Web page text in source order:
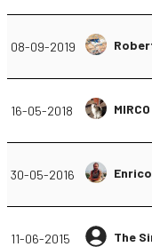
08-09-2019
16-05-2018 MIRCO
30-05-2016
11-06-2015 The